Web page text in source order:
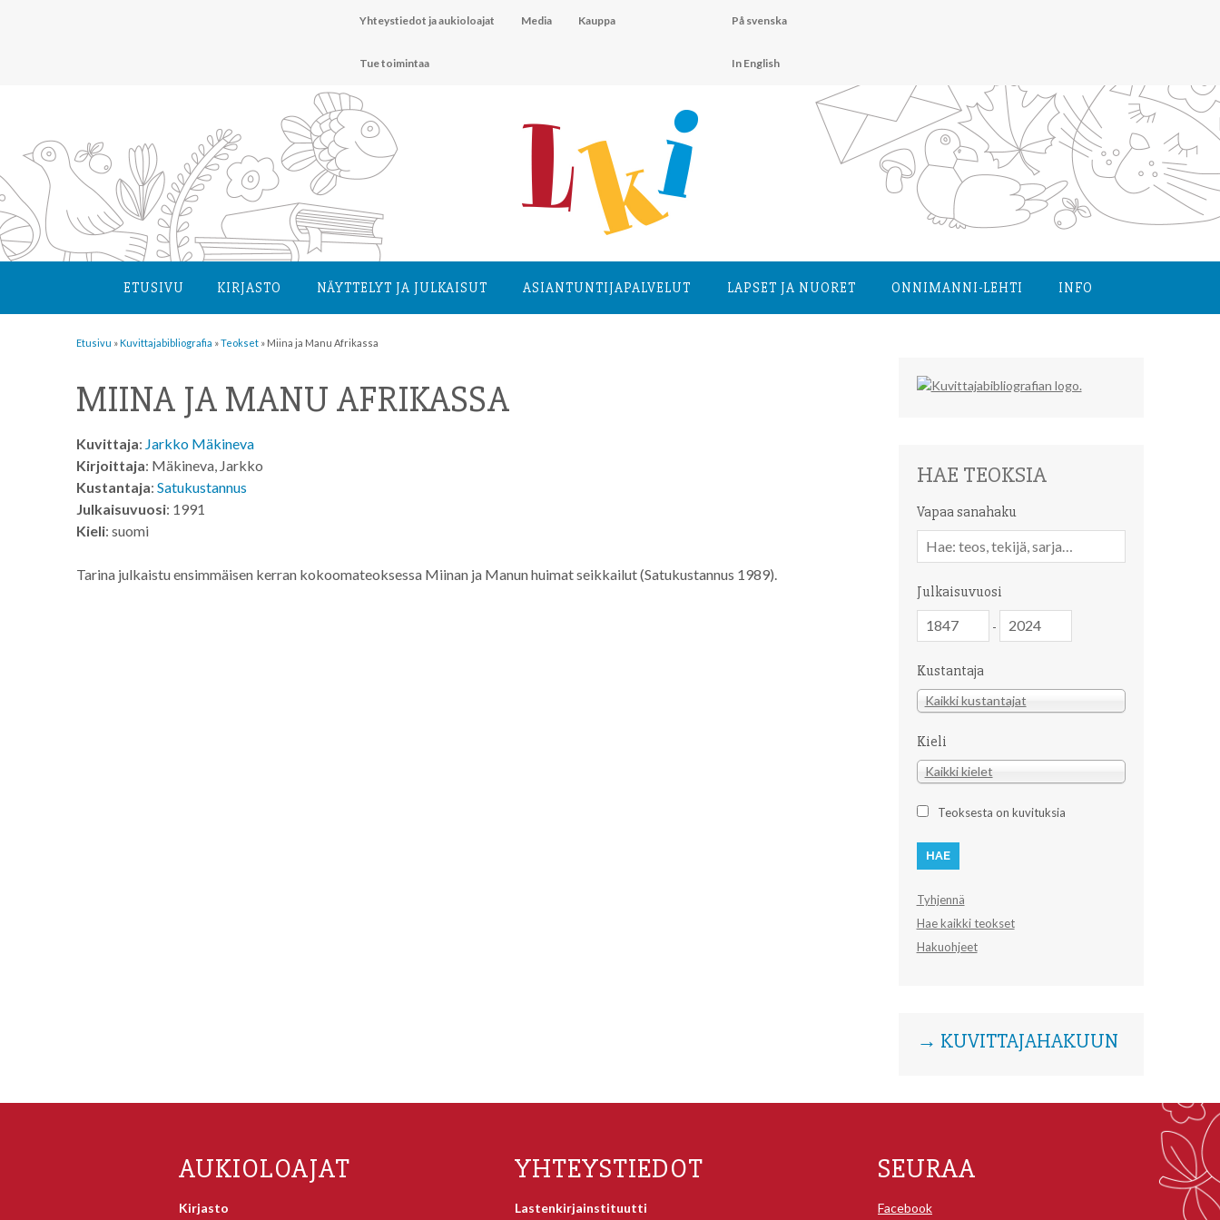
Yhteystiedot ja aukioloajat Media Kauppa
Tue toimintaa
På svenska
In English
ETUSIVU KIRJASTO NÄYTTELYT JA JULKAISUT ASIANTUNTIJA­PALVELUT LAPSET JA NUORET ONNIMANNI-LEHTI INFO
Etusivu »Kuvittaja­bibliografia »Teokset » Miina ja Manu Afrikassa
MIINA JA MANU AFRIKASSA
Kuvittaja: Jarkko Mäkineva
Kirjoittaja: Mäkineva, Jarkko
Kustantaja: Satukustannus
Julkaisuvuosi: 1991
Kieli: suomi
Tarina julkaistu ensimmäisen kerran kokoomateoksessa Miinan ja Manun huimat seikkailut (Satukustannus 1989).
HAE TEOKSIA
Vapaa sanahaku
sanahaku
Julkaisuvuosi
-
Kustantaja
Kustantaja
Kaikki kustantajat
Kieli
Kieli
Kaikki kielet
Teoksesta on kuvituksia
Tyhjennä
Hae kaikki teokset
Hakuohjeet
→ KUVITTAJAHAKUUN
AUKIOLOAJAT
Kirjasto
YHTEYSTIEDOT
Lastenkirjainstituutti
SEURAA
Facebook